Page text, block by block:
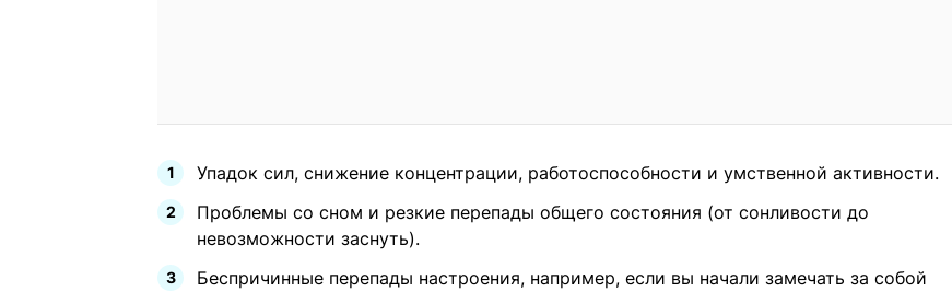
Упадок сил, снижение концентрации, работоспособности и умственной активности.
Проблемы со сном и резкие перепады общего состояния (от сонливости до
невозможности заснуть).
Беспричинные перепады настроения, например, если вы начали замечать за собой